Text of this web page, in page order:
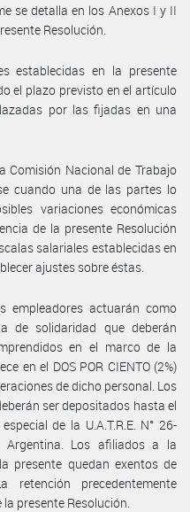
se detalla en los Anexos I y II
Resolución.
establecidas en la presente
el plazo previsto en el artículo
por las fijadas en una
Comisión Nacional de Trabajo
cuando una de las partes lo
variaciones económicas
de la presente Resolución
salariales establecidas en
ajustes sobre éstas.
empleadores actuarán como
de solidaridad que deberán
en el marco de la
en el DOS POR CIENTO (2%)
de dicho personal. Los
ser depositados hasta el
de la U.A.T.R.E. N° 26-
Los afiliados a la
presente quedan exentos de
precedentemente
presente Resolución.